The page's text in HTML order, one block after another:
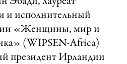
и исполнительный
«Женщины, мир и
(WIPSEN-Africa)
президент Ирландии